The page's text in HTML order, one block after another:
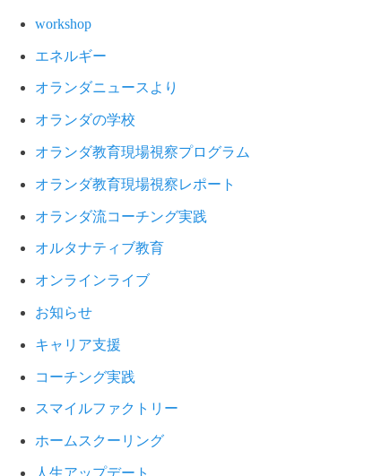
workshop
エネルギー
オランダニュースより
オランダの学校
オランダ教育現場視察プログラム
オランダ教育現場視察レポート
オランダ流コーチング実践
オルタナティブ教育
オンラインライブ
お知らせ
キャリア支援
コーチング実践
スマイルファクトリー
ホームスクーリング
人生アップデート